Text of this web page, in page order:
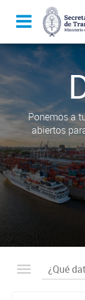
Ponemos a
abiertos